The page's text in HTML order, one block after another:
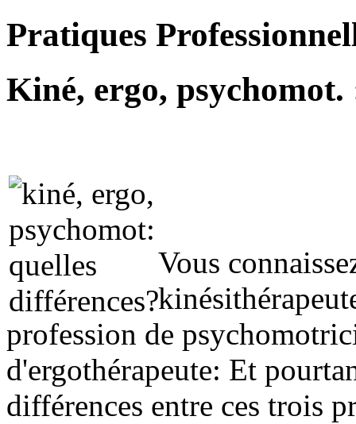
Pratiques
Kiné, ergo, psychomot.
Vous
profession de
d'ergothérapeute: Et
différences entre ces trois